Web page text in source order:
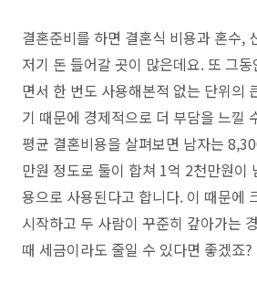
결혼준비를 하면 결혼식 비용과 혼수,
저기 돈 들어갈 곳이 많은데요. 또 그
면서 한 번도 사용해본적 없는 단위의
기 때문에 경제적으로 더 부담을 느낄
평균 결혼비용을 살펴보면 남자는
만원 정도로 둘이 합쳐 1억 2천만원이
용으로 사용된다고 합니다. 이 때문에
시작하고 두 사람이 꾸준히 갚아가는
때 세금이라도 줄일 수 있다면 좋겠죠?